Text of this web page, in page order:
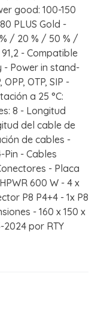
good: 100-150
PLUS Gold -
/ 20 % / 50 % /
- Compatible
- Power in stand-
OPP, OTP, SIP -
a 25 °C:
8 - Longitud
del cable de
de cables -
Pin - Cables
- Placa
600 W - 4 x
P8 P4+4 - 1x P8
- 160 x 150 x
2024 por RTY